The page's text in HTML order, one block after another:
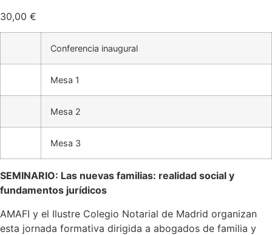
30,00 €
Conferencia inaugural
Mesa 1
Mesa 2
Mesa 3
SEMINARIO: Las nuevas familias: realidad social y
fundamentos jurídicos
AMAFI y el Ilustre Colegio Notarial de Madrid organizan
esta jornada formativa dirigida a abogados de familia y